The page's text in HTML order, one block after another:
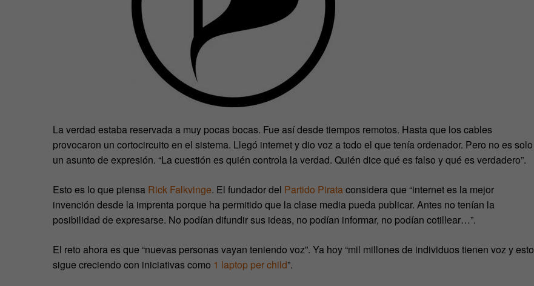
La verdad estaba reservada a muy pocas bocas. Fue así desde tiempos remotos. Hasta que los cables
provocaron un cortocircuito en el sistema. Llegó internet y dio voz a todo el que tenía ordenador. Pero no es solo
un asunto de expresión. “La cuestión es quién controla la verdad. Quién dice qué es falso y qué es verdadero”.
Esto es lo que piensa Rick Falkvinge. El fundador del Partido Pirata considera que “internet es la mejor
invención desde la imprenta porque ha permitido que la clase media pueda publicar. Antes no tenían la
posibilidad de expresarse. No podían difundir sus ideas, no podían informar, no podían cotillear…”.
El reto ahora es que “nuevas personas vayan teniendo voz”. Ya hoy “mil millones de individuos tienen voz y esto
sigue creciendo con iniciativas como 1 laptop per child”.